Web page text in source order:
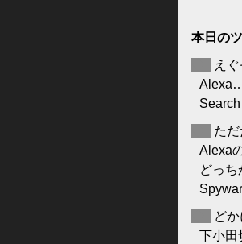
本日の
え
Search
ただ
Alexa
どっ
ど
下小田